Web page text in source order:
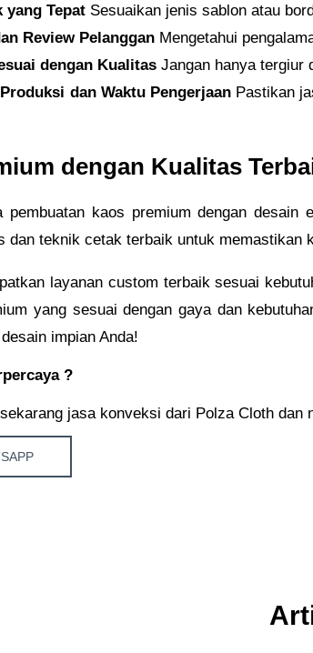
yang Tepat Sesuaikan jenis sablon atau
Review Pelanggan Mengetahui
dengan Kualitas Jangan hanya tergiur
dan Waktu Pengerjaan Pastikan
dengan Kualitas
kaos premium dengan
dan teknik cetak terbaik untuk memastikan
layanan custom terbaik sesuai
yang sesuai dengan gaya dan
impian Anda!
?
jasa konveksi dari Polza Cloth